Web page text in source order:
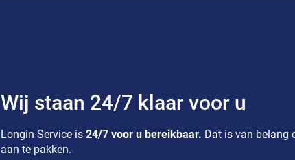
Wij staan 24/7 klaar voor u
Longin Service is24/7 voor u bereikbaar. Dat is van belang
aan te pakken.